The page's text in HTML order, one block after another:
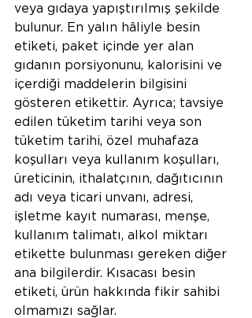
veya gıdaya yapıştırılmış şekilde
bulunur. En yalın hâliyle besin
etiketi, paket içinde yer alan
gıdanın porsiyonunu, kalorisini ve
içerdiği maddelerin bilgisini
gösteren etikettir. Ayrıca; tavsiye
edilen tüketim tarihi veya son
tüketim tarihi, özel muhafaza
koşulları veya kullanım koşulları,
üreticinin, ithalatçının, dağıtıcının
adı veya ticari unvanı, adresi,
işletme kayıt numarası, menşe,
kullanım talimatı, alkol miktarı
etikette bulunması gereken diğer
ana bilgilerdir. Kısacası besin
etiketi, ürün hakkında fikir sahibi
olmamızı sağlar.